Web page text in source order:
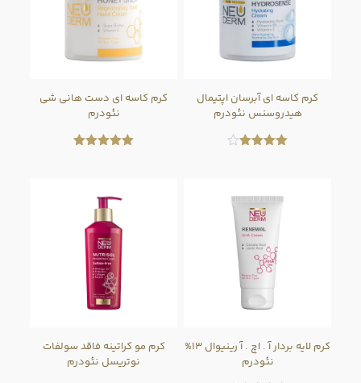
کرم کاسه ای آبرسان اپتیمال
هیدروسنس نئودرم
کرم کاسه ای دست هانی شی
نئودرم
کرم لایه بردار آ . اچ . آ رینیوال ۱۳%
نئودرم
کرم مو کراتینه فاقد سولفات
نوتریسل نئودرم